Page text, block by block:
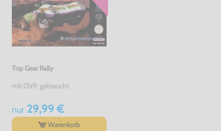
Top Gear Rally
mit OVP, gebraucht
nur29,99 €
Warenkorb